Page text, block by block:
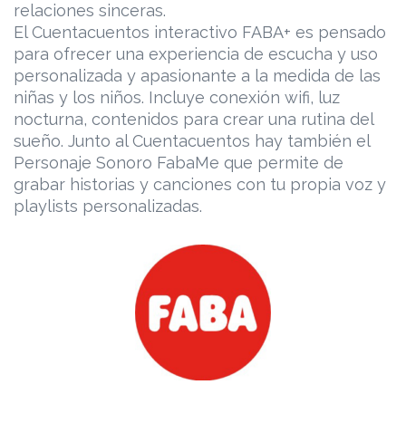
relaciones sinceras.
El Cuentacuentos interactivo FABA+ es pensado
para ofrecer una experiencia de escucha y uso
personalizada y apasionante a la medida de las
niñas y los niños. Incluye conexión wifi, luz
nocturna, contenidos para crear una rutina del
sueño. Junto al Cuentacuentos hay también el
Personaje Sonoro FabaMe que permite de
grabar historias y canciones con tu propia voz y
playlists personalizadas.